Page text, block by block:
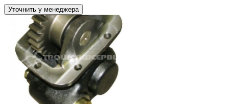
Уточнить у менеджера